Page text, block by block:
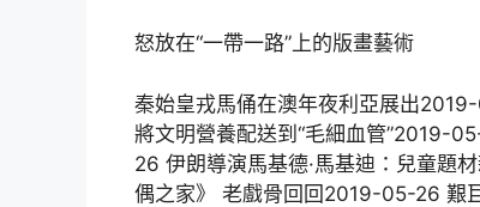
怒放在“一帶一路”上的版畫藝術
秦始皇戎馬俑在澳年夜利亞展出
將文明營養配送到“毛細血管”2019-
26 伊朗導演馬基德·馬基迪：兒童題
偶之家》 老戲骨回回2019-05-26 艱